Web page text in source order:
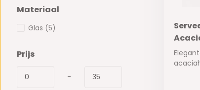
Materiaal
Glas (5)
Prijs
-